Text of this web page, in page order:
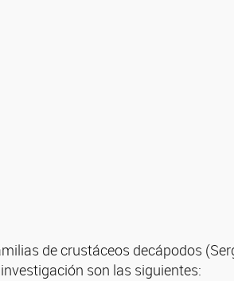
de crustáceos decápodos
son las siguientes: